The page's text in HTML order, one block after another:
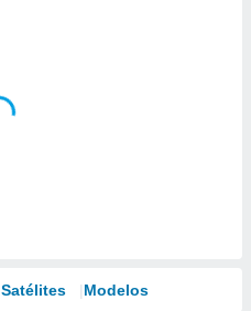
Satélites Modelos